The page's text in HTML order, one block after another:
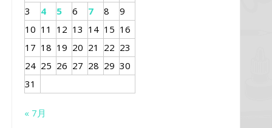
3
4 5 6 7 8
9
10 11 12 13 14 15 16
17 18 19 20 21 22 23
24 25 26 27 28 29 30
31
« 7月